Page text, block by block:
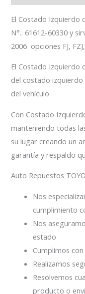
El Costado Izquierdo
N°.: 61612-60330 y
2006 opciones FJ, FZJ,
El Costado Izquierdo
del costado
del vehículo
Con Costado
manteniendo todas
su lugar creando un
garantía y respaldo
Auto Repuestos
Nos
cumplimiento
Nos
estado
Cumplimos
Realizamos
Resolvemos
producto o